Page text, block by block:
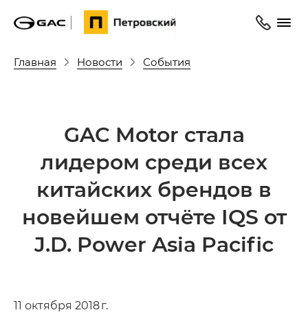
Главная Новости События
GAC Motor cтала
лидером среди всех
китайских брендов в
новейшем отчёте IQS от
J.D. Power Asia Pacific
11 октября 2018 г.